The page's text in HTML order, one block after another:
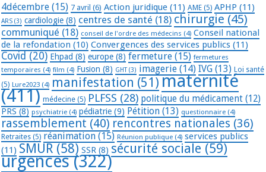
4décembre (15) 7 avril (6) Action juridique (11) AME (5) APHP (11)
ARS (3) cardiologie (8) centres de santé (18) chirurgie (45)
communiqué (18) conseil de l'ordre des médecins (4) Conseil national
de la refondation (10) Convergences des services publics (11)
Covid (20) Ehpad (8) europe (8) fermeture (15) fermetures
temporaires (4) film (4) Fusion (8) GHT(3) imagerie (14) IVG (13) Loi santé
(5) Lure2023 (4) manifestation (51) maternité
(411) médecine (5) PLFSS (28) politique du médicament (12)
PRS (8) psychiatrie (4) pédiatrie (9) Pétition (13) questionnaire (4)
rassemblement (40) rencontres nationales (36)
Retraites (5) réanimation (15) Réunion publique (4) services publics
(11) SMUR (58) SSR (8) sécurité sociale (59)
urgences(322)